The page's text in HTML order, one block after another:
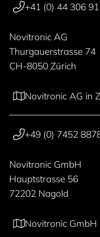
+41 (0) 44 306 91
Novitronic AG
Thurgauerstrasse 74
CH-8050 Zürich
Novitronic AG in
+49 (0) 7452
Novitronic GmbH
Hauptstrasse 56
72202 Nagold
Novitronic GmbH